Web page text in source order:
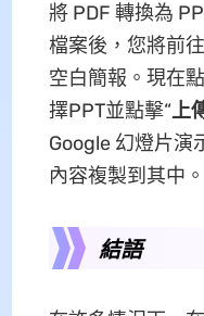
將 PDF 轉換為
檔案後，您將前
空白簡報。現在
擇PPT並點擊“上
Google 幻燈片演
內容複製到其中。
結語